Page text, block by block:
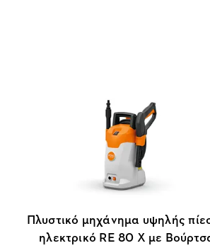
Πλυστικό μηχάνημα υψηλής
ηλεκτρικό RE 80 X με